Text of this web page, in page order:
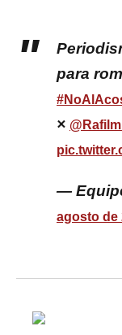
para
×
—
agosto de